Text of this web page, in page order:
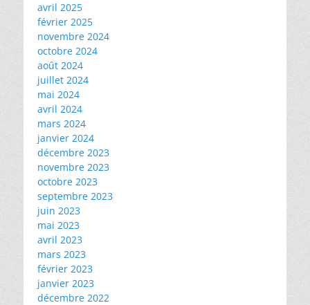
avril 2025
février 2025
novembre 2024
octobre 2024
août 2024
juillet 2024
mai 2024
avril 2024
mars 2024
janvier 2024
décembre 2023
novembre 2023
octobre 2023
septembre 2023
juin 2023
mai 2023
avril 2023
mars 2023
février 2023
janvier 2023
décembre 2022